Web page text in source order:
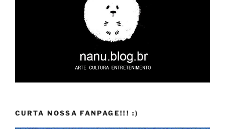
CURTA NOSSA FANPAGE!!! :)